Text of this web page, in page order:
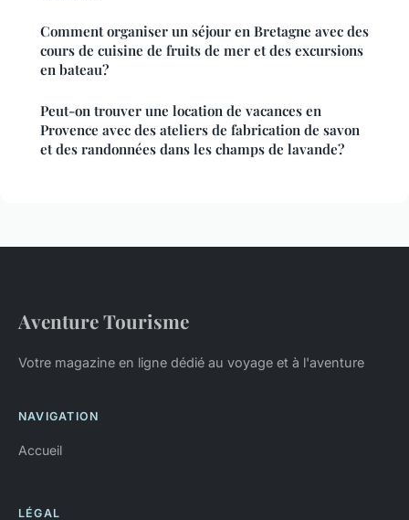
Comment organiser un séjour en Bretagne avec des
cours de cuisine de fruits de mer et des excursions
en bateau?
Peut-on trouver une location de vacances en
Provence avec des ateliers de fabrication de savon
et des randonnées dans les champs de lavande?
Aventure Tourisme
Votre magazine en ligne dédié au voyage et à l'aventure
NAVIGATION
Accueil
LÉGAL